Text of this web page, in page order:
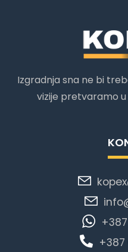
Izgradnja sna ne bi
vizije pretvaramo
+387